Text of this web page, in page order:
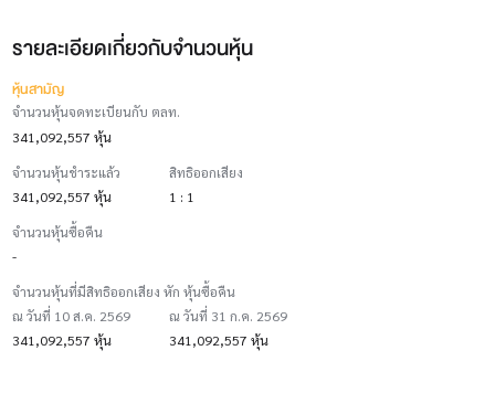
รายละเอียดเกี่ยวกับจำนวนหุ้น
หุ้นสามัญ
จำนวนหุ้นจดทะเบียนกับ ตลท.
341,092,557 หุ้น
จำนวนหุ้นชำระแล้ว
341,092,557 หุ้น
สิทธิออกเสียง
1 : 1
จำนวนหุ้นซื้อคืน
-
จำนวนหุ้นที่มีสิทธิออกเสียง หัก หุ้นซื้อคืน
ณ วันที่ 10 ส.ค. 2569
341,092,557 หุ้น
ณ วันที่ 31 ก.ค. 2569
341,092,557 หุ้น